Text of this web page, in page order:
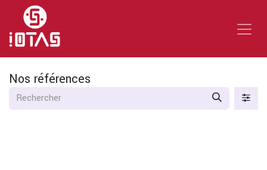
Se rendre au contenu
Nos références